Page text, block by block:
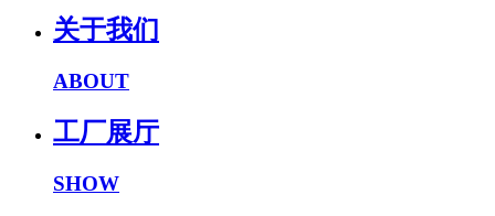
关于我们
ABOUT
工厂展厅
SHOW